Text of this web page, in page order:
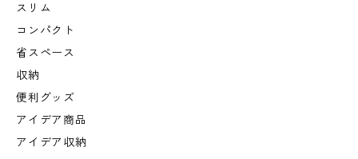
スリム
コンパクト
省スペース
収納
便利グッズ
アイデア商品
アイデア収納